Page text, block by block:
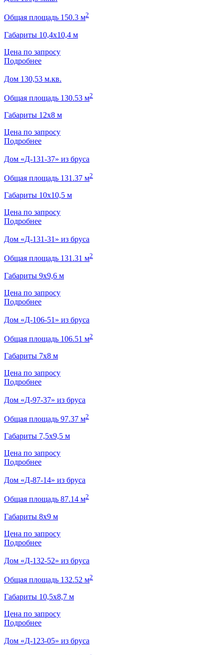
Общая площадь 150.3 м2
Габариты 10,4х10,4 м
Цена по запросу
Подробнее
Дом 130,53 м.кв.
Общая площадь 130.53 м2
Габариты 12х8 м
Цена по запросу
Подробнее
Дом «Д-131-37» из бруса
Общая площадь 131.37 м2
Габариты 10х10,5 м
Цена по запросу
Подробнее
Дом «Д-131-31» из бруса
Общая площадь 131.31 м2
Габариты 9х9,6 м
Цена по запросу
Подробнее
Дом «Д-106-51» из бруса
Общая площадь 106.51 м2
Габариты 7х8 м
Цена по запросу
Подробнее
Дом «Д-97-37» из бруса
Общая площадь 97.37 м2
Габариты 7,5х9,5 м
Цена по запросу
Подробнее
Дом «Д-87-14» из бруса
Общая площадь 87.14 м2
Габариты 8х9 м
Цена по запросу
Подробнее
Дом «Д-132-52» из бруса
Общая площадь 132.52 м2
Габариты 10,5х8,7 м
Цена по запросу
Подробнее
Дом «Д-123-05» из бруса